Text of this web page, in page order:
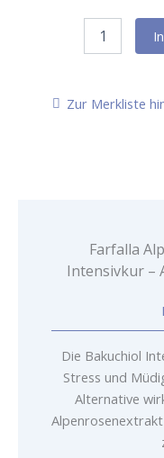
Bakuchiol
Zur Merkliste
Farfalla
Intensivkur –
Die Bakuchiol
Stress und
Alternative